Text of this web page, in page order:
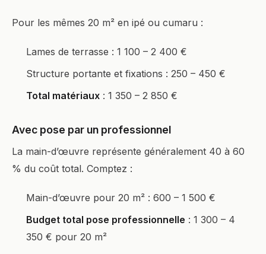
Pour les mêmes 20 m² en ipé ou cumaru :
Lames de terrasse : 1 100 – 2 400 €
Structure portante et fixations : 250 – 450 €
Total matériaux : 1 350 – 2 850 €
Avec pose par un professionnel
La main-d’œuvre représente généralement 40 à 60
% du coût total. Comptez :
Main-d’œuvre pour 20 m² : 600 – 1 500 €
Budget total pose professionnelle : 1 300 – 4
350 € pour 20 m²